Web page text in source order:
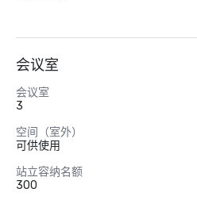
会议室
会议室
3
空间（室外）
可供使用
站立容纳名额
300